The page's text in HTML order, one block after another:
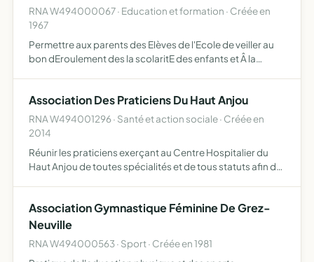
RNA W494000067 · Education et formation · Créée en
1967
Permettre aux parents des Elèves de l'Ecole de veiller au
bon dEroulement des la scolaritE des enfants et Â la
Association Des Praticiens Du Haut Anjou
RNA W494001296 · Santé et action sociale · Créée en
2014
Réunir les praticiens exerçant au Centre Hospitalier du
Haut Anjou de toutes spécialités et de tous statuts afin de
Association Gymnastique Féminine De Grez-
Neuville
RNA W494000563 · Sport · Créée en 1981